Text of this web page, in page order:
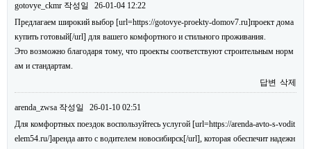
gotovye_ckmr 작성일
26-01-04 12:22
Предлагаем широкий выбор [url=https://gotovye-proekty-domov7.ru]проект дома
купить готовый[/url] для вашего комфортного и стильного проживания.
Это возможно благодаря тому, что проекты соответствуют строительным норм
ам и стандартам.
답변 삭제
arenda_zwsa 작성일
26-01-10 02:51
Для комфортных поездок воспользуйтесь услугой [url=https://arenda-avto-s-vodit
elem54.ru/]аренда авто с водителем новосибирск[/url], которая обеспечит надежн